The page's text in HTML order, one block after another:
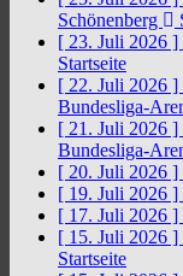
Schönenberg
[ 23. Juli 2026 ]
Startseite
[ 22. Juli 2026 ]
Bundesliga-
[ 21. Juli 2026 ]
Bundesliga-
[ 20. Juli 2026 ]
[ 19. Juli 2026 ]
[ 17. Juli 2026 ]
[ 15. Juli 2026 ]
Startseite